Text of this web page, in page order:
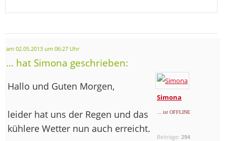
am 02.05.2013 um 06:27 Uhr
... hat Simona geschrieben:
Simona
... ist OFFLINE
Beiträge: 294
Hallo und Guten Morgen,
leider hat uns der Regen und das
kühlere Wetter nun auch erreicht.